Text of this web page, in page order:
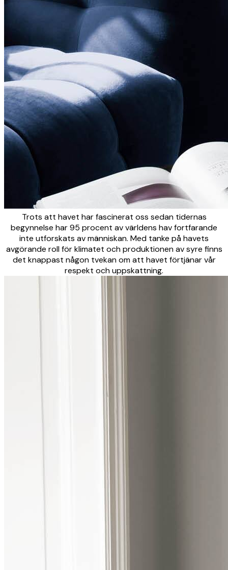
Trots att havet har fascinerat oss sedan tidernas
begynnelse har 95 procent av världens hav fortfarande
inte utforskats av människan. Med tanke på havets
avgörande roll för klimatet och produktionen av syre finns
det knappast någon tvekan om att havet förtjänar vår
respekt och uppskattning.